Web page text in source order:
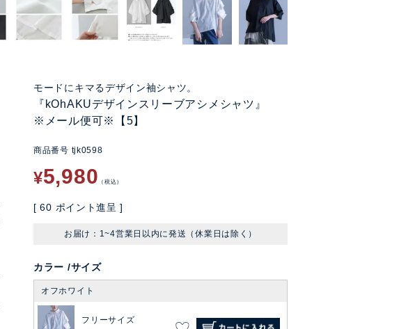
モードにキマるデザイン袖シャツ。
『kOhAKUデザインスリーブアシメシャツ』
※メール便可※【5】
商品番号 tjk0598
¥5,980 税込
[ 60 ポイント進呈 ]
お届け：1~4営業日以内に発送（休業日は除く）
カラー サイズ
オフホワイト
フリーサイズ